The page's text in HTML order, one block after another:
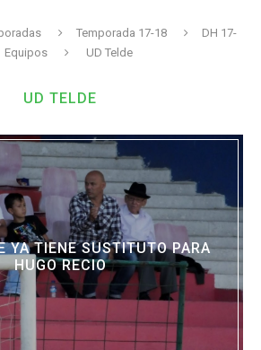
Temporada 17-18
DH 17-
Equipos UD Telde
UD TELDE
YA TIENE SUSTITUTO PARA
HUGO RECIO